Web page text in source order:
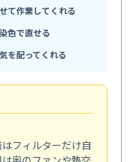
て作業してくれる
色で直せる
を配ってくれる
フィルターだけ自